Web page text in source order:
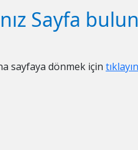
Sayfa
sayfaya dönmek için